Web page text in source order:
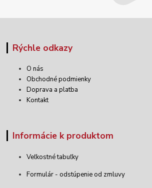
Rýchle odkazy
O nás
Obchodné podmienky
Doprava a platba
Kontakt
Informácie k produktom
Veľkostné tabuľky
Formulár - odstúpenie od zmluvy